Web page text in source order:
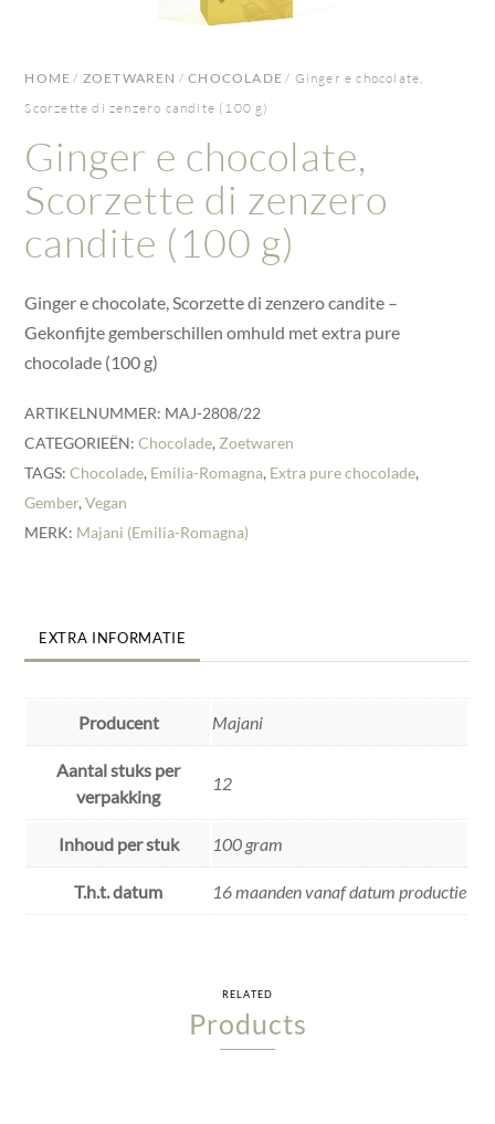
HOME / ZOETWAREN /CHOCOLADE / Ginger e chocolate,
Scorzette di zenzero candite (100 g)
Ginger e chocolate,
Scorzette di zenzero
candite (100 g)
Ginger e chocolate, Scorzette di zenzero candite –
Gekonfijte gemberschillen omhuld met extra pure
chocolade (100 g)
ARTIKELNUMMER: MAJ-2808/22
CATEGORIEËN:Chocolade, Zoetwaren
TAGS:Chocolade, Emilia-Romagna, Extra pure chocolade,
Gember,Vegan
MERK: Majani (Emilia-Romagna)
EXTRA INFORMATIE
Producent Majani
Aantal stuks per
verpakking
12
Inhoud per stuk 100 gram
T.h.t. datum 16 maanden vanaf datum productie
RELATED
Products